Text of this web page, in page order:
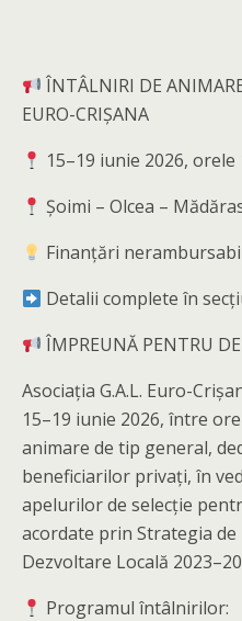
ÎNTÂLNIRI DE
EURO-CRIȘANA
15–19 iunie 2026, orele
Șoimi – Olcea –
Finanțări
Detalii complete în
ÎMPREUNĂ PENTRU
Asociația G.A.L. Euro-
15–19 iunie 2026, între
animare de tip general,
beneficiarilor privați, în
apelurilor de selecție
acordate prin Strategia de
Dezvoltare Locală
Programul întâlnirilor: